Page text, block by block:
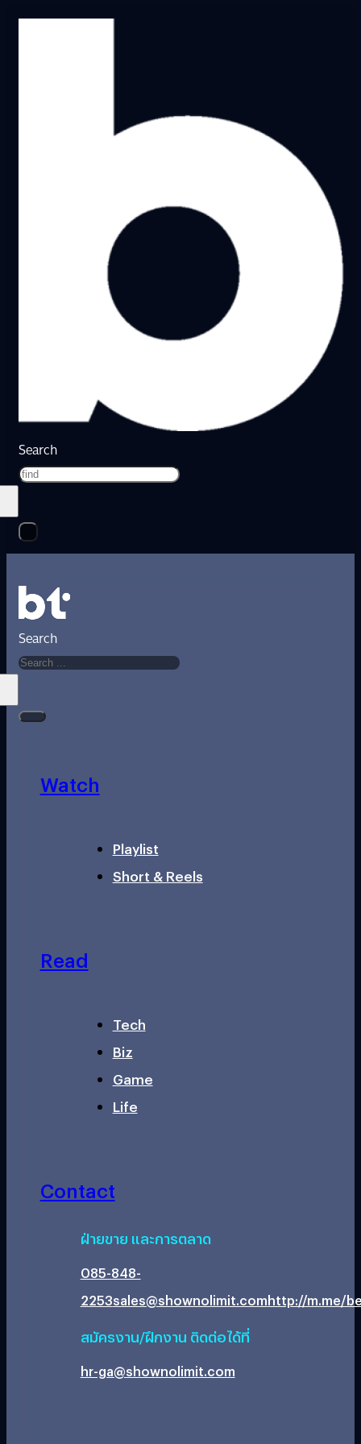
Search
Search
Watch
Playlist
Short & Reels
Read
Tech
Biz
Game
Life
Contact
ฝ่ายขาย และการตลาด
085-848-
2253sales@shownolimit.comhttp://m.me/
สมัครงาน/ฝึกงาน ติดต่อได้ที่
hr-ga@shownolimit.com